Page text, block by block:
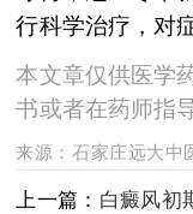
行科学治疗，对
本文章仅供医学
书或者在药师指
来源：石家庄远大中
上一篇： 白癜风初